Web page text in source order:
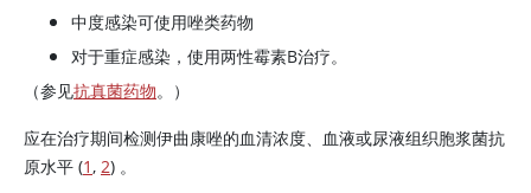
中度感染可使用唑类药物
对于重症感染，使用两性霉素B治疗。
（参见抗真菌药物。）
应在治疗期间检测伊曲康唑的血清浓度、血液或尿液组织胞浆菌抗
原水平 (1 , 2) 。